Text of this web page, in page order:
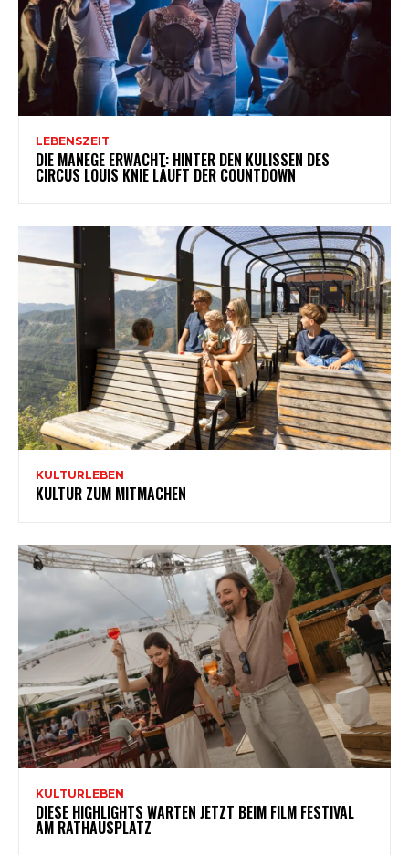
LEBENSZEIT
DIE MANEGE ERWACHT: HINTER DEN KULISSEN DES
CIRCUS LOUIS KNIE LÄUFT DER COUNTDOWN
KULTURLEBEN
KULTUR ZUM MITMACHEN
KULTURLEBEN
DIESE HIGHLIGHTS WARTEN JETZT BEIM FILM FESTIVAL
AM RATHAUSPLATZ